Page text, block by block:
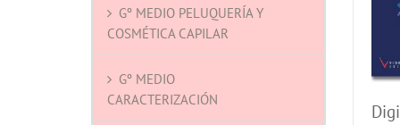
Gº MEDIO PELUQUERÍA Y
COSMÉTICA CAPILAR
Gº MEDIO
CARACTERIZACIÓN